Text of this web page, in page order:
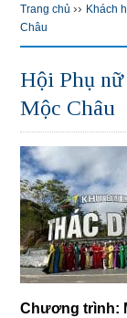
Trang chủ ›› Khách
Châu
Hội Phụ
Mộc Châu
Chương trình: